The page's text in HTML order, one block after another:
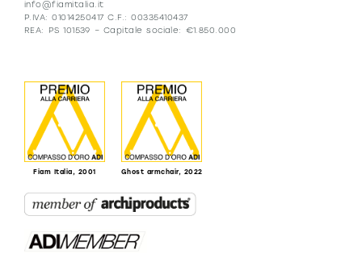
info@fiamitalia.it
P.IVA: 01014250417 C.F.: 00335410437
REA: PS 101539 – Capitale sociale: €1.850.000
Fiam Italia, 2001 Ghost armchair, 2022